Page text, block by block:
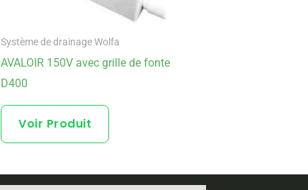
Système de drainage Wolfa
AVALOIR 150V avec grille de fonte
D400
Voir Produit